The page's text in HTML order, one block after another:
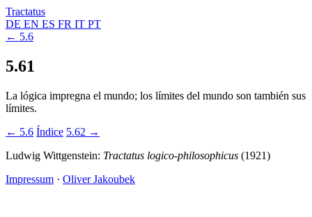
Tractatus
DE EN ES FR IT PT
← 5.6
5.61
La lógica impregna el mundo; los límites del mundo son también sus
límites.
← 5.6 Índice 5.62 →
Ludwig Wittgenstein: Tractatus logico-philosophicus (1921)
Impressum · Oliver Jakoubek